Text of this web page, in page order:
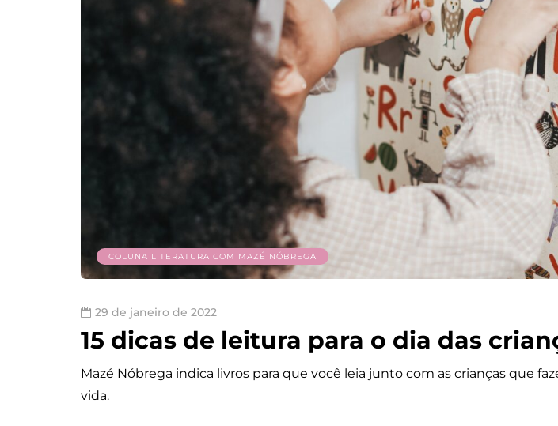
COLUNA LITERATURA COM MAZÉ NÓBREGA
29 de janeiro de 2022
15 dicas de leitura para o dia das
Mazé Nóbrega indica livros para que você leia junto com as crianças que
vida.